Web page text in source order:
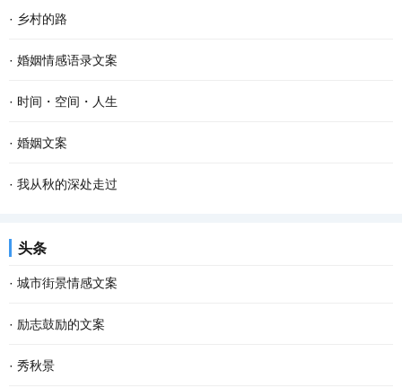
· 乡村的路
· 婚姻情感语录文案
· 时间・空间・人生
· 婚姻文案
· 我从秋的深处走过
头条
· 城市街景情感文案
· 励志鼓励的文案
· 秀秋景